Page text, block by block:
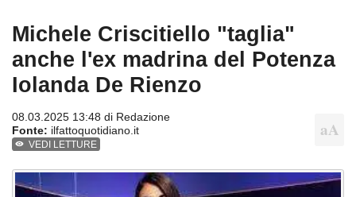
Michele Criscitiello "taglia"
anche l'ex madrina del Potenza
Iolanda De Rienzo
08.03.2025 13:48 di Redazione
Fonte: ilfattoquotidiano.it
VEDI LETTURE